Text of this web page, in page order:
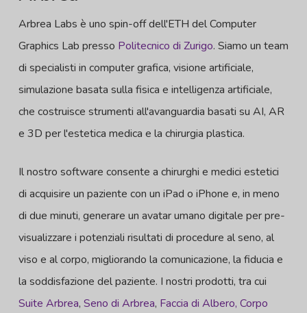
Arbrea Labs è uno spin-off dell'ETH del Computer
Graphics Lab presso Politecnico di Zurigo. Siamo un team
di specialisti in computer grafica, visione artificiale,
simulazione basata sulla fisica e intelligenza artificiale,
che costruisce strumenti all'avanguardia basati su AI, AR
e 3D per l'estetica medica e la chirurgia plastica.
Il nostro software consente a chirurghi e medici estetici
di acquisire un paziente con un iPad o iPhone e, in meno
di due minuti, generare un avatar umano digitale per pre-
visualizzare i potenziali risultati di procedure al seno, al
viso e al corpo, migliorando la comunicazione, la fiducia e
la soddisfazione del paziente. I nostri prodotti, tra cui
Suite Arbrea, Seno di Arbrea, Faccia di Albero, Corpo